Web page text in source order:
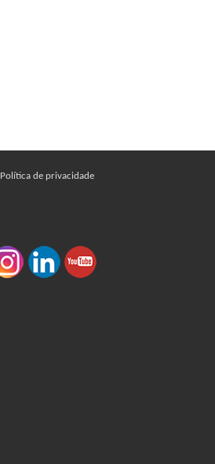
Política de privacidade